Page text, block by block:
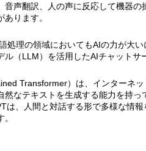
音声翻訳、人の声に反応して機器
ります。
処理の領域においてもAIの力が大
（LLM）を活用したAIチャットサ
Transformer）は、インターネ
然なテキストを生成する能力を持
は、人間と対話する形で多様な情